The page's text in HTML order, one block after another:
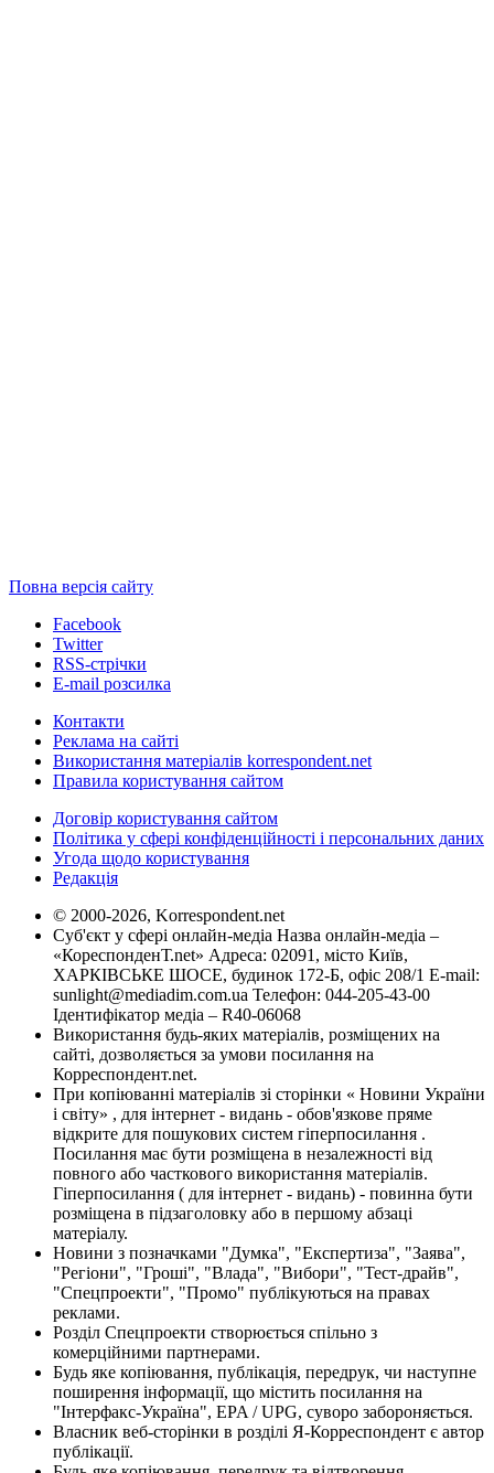
Повна версія сайту
Facebook
Twitter
RSS-стрічки
E-mail розсилка
Контакти
Реклама на сайті
Використання матеріалів korrespondent.net
Правила користування сайтом
Договір користування сайтом
Політика у сфері конфіденційності і персональних даних
Угода щодо користування
Редакція
© 2000-2026, Korrespondent.net
Суб'єкт у сфері онлайн-медіа Назва онлайн-медіа –
«КореспонденТ.net» Адреса: 02091, місто Київ,
ХАРКІВСЬКЕ ШОСЕ, будинок 172-Б, офіс 208/1 E-mail:
sunlight@mediadim.com.ua Телефон: 044-205-43-00
Ідентифікатор медіа – R40-06068
Використання будь-яких матеріалів, розміщених на
сайті, дозволяється за умови посилання на
Корреспондент.net.
При копіюванні матеріалів зі сторінки « Новини України
і світу» , для інтернет - видань - обов'язкове пряме
відкрите для пошукових систем гіперпосилання .
Посилання має бути розміщена в незалежності від
повного або часткового використання матеріалів.
Гіперпосилання ( для інтернет - видань) - повинна бути
розміщена в підзаголовку або в першому абзаці
матеріалу.
Новини з позначками "Думка", "Експертиза", "Заява",
"Регіони", "Гроші", "Влада", "Вибори", "Тест-драйв",
"Спецпроекти", "Промо" публікуються на правах
реклами.
Розділ Спецпроекти створюється спільно з
комерційними партнерами.
Будь яке копіювання, публікація, передрук, чи наступне
поширення інформації, що містить посилання на
"Інтерфакс-Україна", EPA / UPG, суворо забороняється.
Власник веб-сторінки в розділі Я-Корреспондент є автор
публікації.